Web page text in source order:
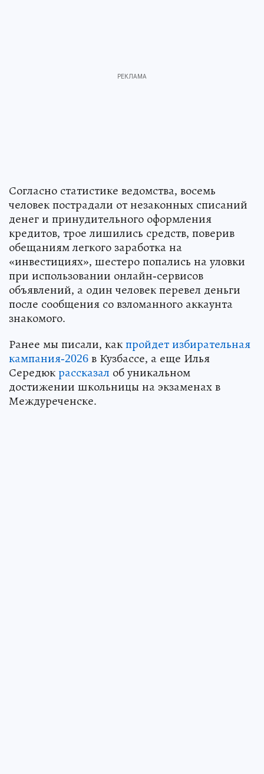
Согласно статистике ведомства, восемь
человек пострадали от незаконных списаний
денег и принудительного оформления
кредитов, трое лишились средств, поверив
обещаниям легкого заработка на
«инвестициях», шестеро попались на уловки
при использовании онлайн-сервисов
объявлений, а один человек перевел деньги
после сообщения со взломанного аккаунта
знакомого.
Ранее мы писали, как пройдет избирательная
кампания-2026 в Кузбассе, а еще Илья
Середюк рассказал об уникальном
достижении школьницы на экзаменах в
Междуреченске.